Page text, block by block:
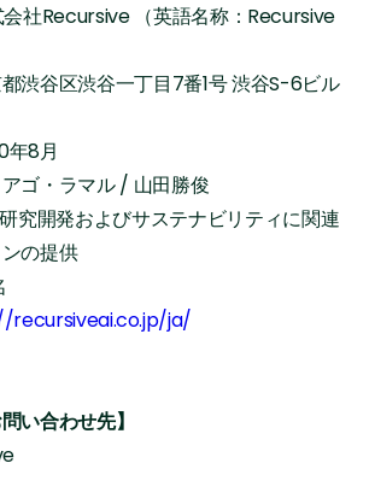
Recursive （英語名称：Recursive
渋谷区渋谷一丁目7番1号 渋谷S-6ビル
8月
ゴ・ラマル / 山田勝俊
究開発およびサステナビリティに関連
の提供
recursiveai.co.jp/ja/
い合わせ先】